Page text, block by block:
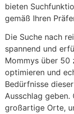
bieten
gemäß Ihren
Die Suche nach
spannend und
Mommys über 50
optimieren und
Bedürfnisse
Ausschlag geben.
großartige Orte,